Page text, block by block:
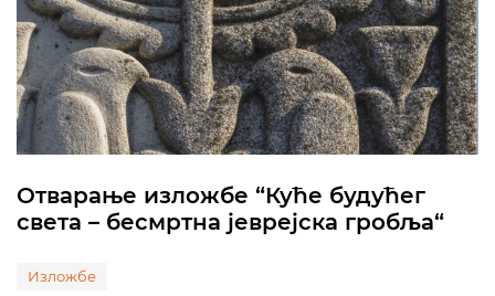
Отварање изложбе “Куће будућег
света – бесмртна јеврејска гробља“
Изложбе